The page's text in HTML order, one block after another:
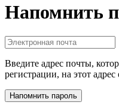
Напомнить
Введите адрес почты,
регистрации, на этот